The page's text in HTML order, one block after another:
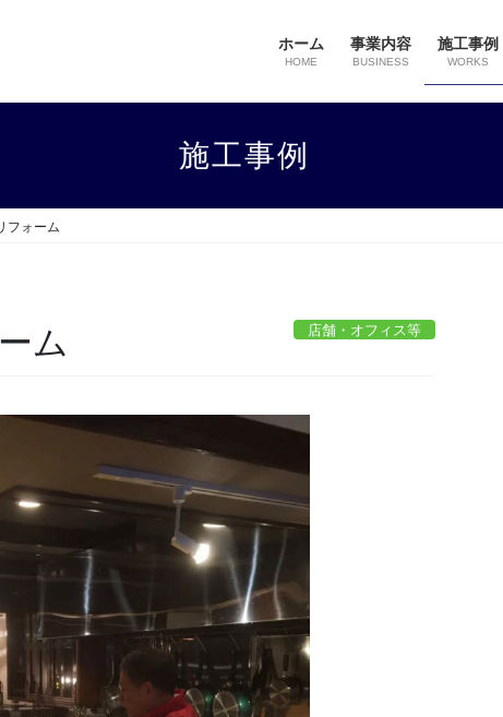
ホーム
HOME
事業内容
BUSINESS
施工事例
WORKS
施工事例
フォーム
店舗・オフィス等
ム